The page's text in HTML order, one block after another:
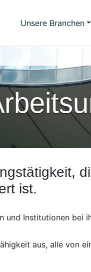
Unsere Branchen
ist.
und Institutionen bei
aus, alle von